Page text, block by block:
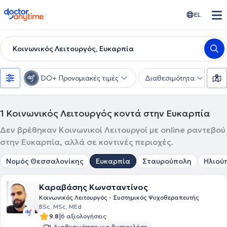
doctoranytime EL
Κοινωνικός Λειτουργός, Ευκαρπία
DO+ Προνομιακές τιμές Διαθεσιμότητα
1 Κοινωνικός Λειτουργός κοντά στην Ευκαρπία
Δεν βρέθηκαν Κοινωνικοί Λειτουργοί με online ραντεβού
στην Ευκαρπία, αλλά σε κοντινές περιοχές.
Νομός Θεσσαλονίκης Ευκαρπία Σταυρούπολη
Καραβάσης Κωνσταντίνος
Κοινωνικός Λειτουργός - Συστημικός Ψυχοθεραπευτής
BSc, MSc, MEd
9.8|6 αξιολογήσεις